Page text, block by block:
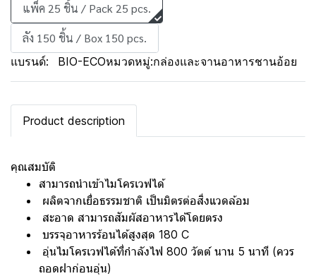
แพ็ค 25 ชิ้น / Pack 25 pcs.
ลัง 150 ชิ้น / Box 150 pcs.
แบรนด์: BIO-ECOหมวดหมู่:กล่องและจานอาหารชานอ้อย
Product description
คุณสมบัติ
สามารถนำเข้าไมโครเวฟได้
ผลิตจากเยื่อธรรมชาติ เป็นมิตรต่อสิ่งแวดล้อม
สะอาด สามารถสัมผัสอาหารได้โดยตรง
บรรจุอาหารร้อนได้สูงสุด 180 C
อุ่นไมโครเวฟได้ที่กำลังไฟ 800 วัตต์ นาน 5 นาที (ควร
ถอดฝาก่อนอุ่น)